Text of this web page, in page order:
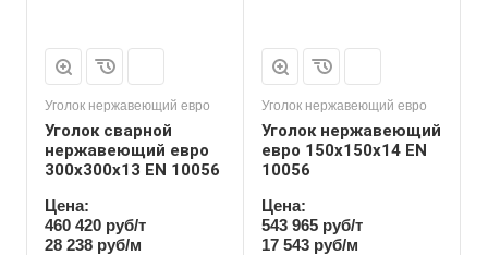
Уголок нержавеющий евро
Уголок сварной
нержавеющий евро
300х300х13 EN 10056
Цена:
460 420 руб/т
28 238 руб/м
Уголок нержавеющий евро
Уголок нержавеющий
евро 150х150х14 EN
10056
Цена:
543 965 руб/т
17 543 руб/м